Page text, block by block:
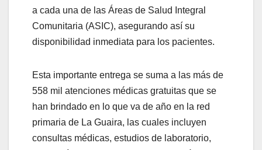
a cada una de las Áreas de Salud Integral
Comunitaria (ASIC), asegurando así su
disponibilidad inmediata para los pacientes.
Esta importante entrega se suma a las más de
558 mil atenciones médicas gratuitas que se
han brindado en lo que va de año en la red
primaria de La Guaira, las cuales incluyen
consultas médicas, estudios de laboratorio,